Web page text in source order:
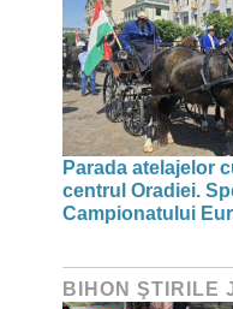
Parada atelajelor
centrul Oradiei.
Campionatului
BIHON ŞTIRILE